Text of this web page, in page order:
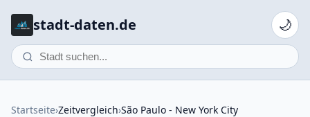
stadt-daten.de 🌙
Startseite›Zeitvergleich›São Paulo - New York City